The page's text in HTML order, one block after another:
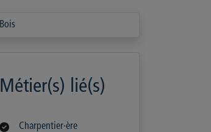
Métier(s) lié(s)
Charpentier·ère